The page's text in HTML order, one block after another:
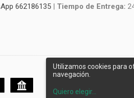
662186135 | Tiempo de Entrega:
Utilizamos cookies para
navegación.
Quiero elegir...